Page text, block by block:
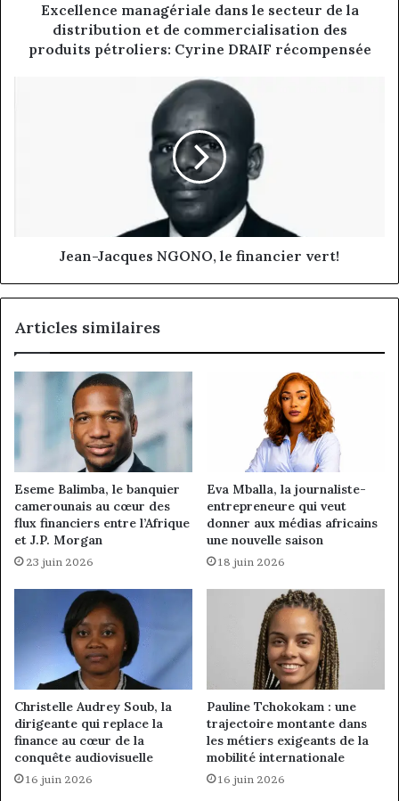
commercialisation
des
Excellence managériale dans le secteur de la
distribution et de commercialisation des
produits pétroliers: Cyrine DRAIF récompensée
Jean-Jacques NGONO, le financier vert!
Articles similaires
Eseme Balimba, le banquier
camerounais au cœur des
flux financiers entre l’Afrique
et J.P. Morgan
23 juin 2026
Eva Mballa, la journaliste-
entrepreneure qui veut
donner aux médias africains
une nouvelle saison
18 juin 2026
Christelle Audrey Soub, la
dirigeante qui replace la
finance au cœur de la
conquête audiovisuelle
16 juin 2026
Pauline Tchokokam : une
trajectoire montante dans
les métiers exigeants de la
mobilité internationale
16 juin 2026